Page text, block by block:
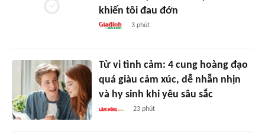
khiến tôi đau đớn
3 phút
Tử vi tình cảm: 4 cung hoàng đạo
quá giàu cảm xúc, dễ nhẫn nhịn
và hy sinh khi yêu sâu sắc
23 phút